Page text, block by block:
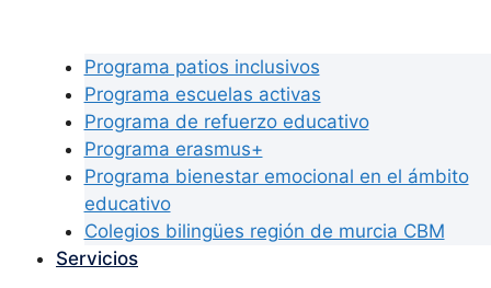
Programa patios inclusivos
Programa escuelas activas
Programa de refuerzo educativo
Programa erasmus+
Programa bienestar emocional en el ámbito
educativo
Colegios bilingües región de murcia CBM
Servicios